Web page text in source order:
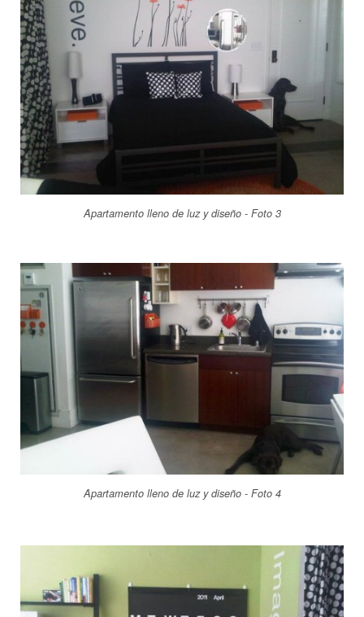
Apartamento lleno de luz y diseño - Foto 3
Apartamento lleno de luz y diseño - Foto 4